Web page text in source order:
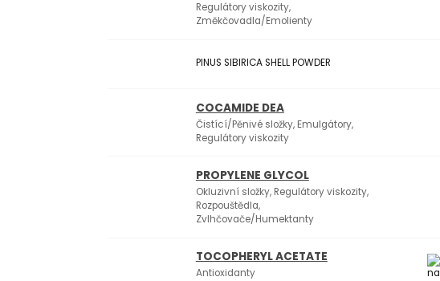
Regulátory viskozity,
Změkčovadla/Emolienty
PINUS SIBIRICA SHELL POWDER
COCAMIDE DEA
Čistící/Pěnivé složky, Emulgátory,
Regulátory viskozity
PROPYLENE GLYCOL
Okluzivní složky, Regulátory viskozity,
Rozpouštědla,
Zvlhčovače/Humektanty
TOCOPHERYL ACETATE
Antioxidanty